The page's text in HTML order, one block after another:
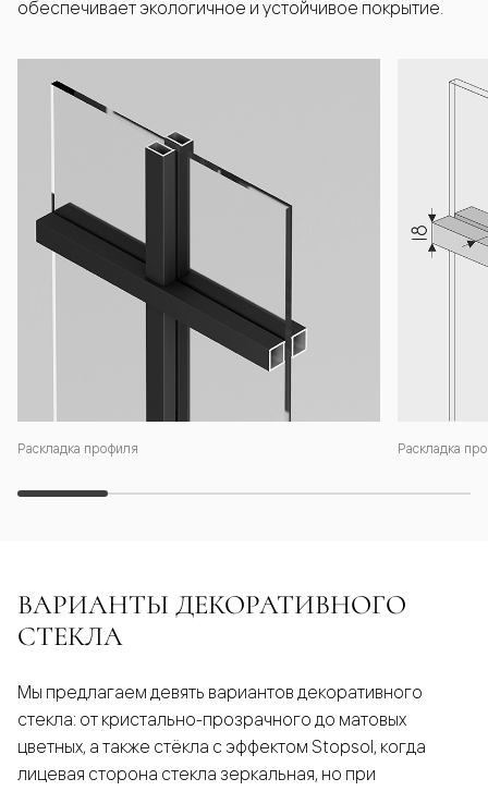
Раскладка профиля Раскладка
обеспечивает экологичное и устойчивое покрытие.
ВАРИАНТЫ ДЕКОРАТИВНОГО
СТЕКЛА
Мы предлагаем девять вариантов декоративного
стекла: от кристально-прозрачного до матовых
цветных, а также стёкла с эффектом Stopsol, когда
лицевая сторона стекла зеркальная, но при